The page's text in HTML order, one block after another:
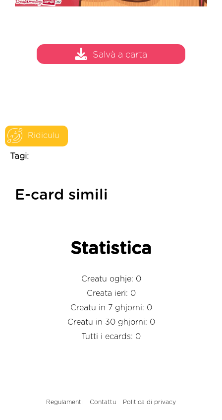
Ridiculu
Tagi:
Salvà a carta
E-card simili
Statistica
Creatu oghje: 0
Creata ieri: 0
Creatu in 7 ghjorni: 0
Creatu in 30 ghjorni: 0
Tutti i ecards: 0
Regulamenti Contattu Politica di privacy